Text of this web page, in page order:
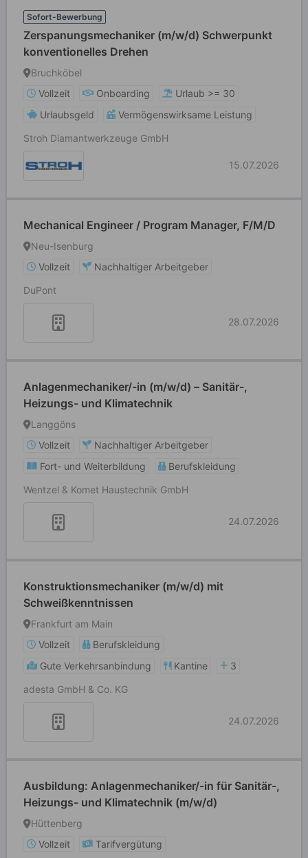
Sofort-Bewerbung
Zerspanungsmechaniker (m/w/d) Schwerpunkt
konventionelles Drehen
Bruchköbel
Vollzeit
Onboarding
Urlaub >= 30
Urlaubsgeld
Vermögenswirksame Leistung
Stroh Diamantwerkzeuge GmbH
15.07.2026
Mechanical Engineer / Program Manager, F/M/D
Neu-Isenburg
Vollzeit
Nachhaltiger Arbeitgeber
DuPont
28.07.2026
Anlagenmechaniker/-in (m/w/d) – Sanitär-,
Heizungs- und Klimatechnik
Langgöns
Vollzeit
Nachhaltiger Arbeitgeber
Fort- und Weiterbildung
Berufskleidung
Wentzel & Komet Haustechnik GmbH
24.07.2026
Konstruktionsmechaniker (m/w/d) mit
Schweißkenntnissen
Frankfurt am Main
Vollzeit
Berufskleidung
Gute Verkehrsanbindung
Kantine
3
adesta GmbH & Co. KG
24.07.2026
Ausbildung: Anlagenmechaniker/-in für Sanitär-,
Heizungs- und Klimatechnik (m/w/d)
Hüttenberg
Vollzeit
Tarifvergütung